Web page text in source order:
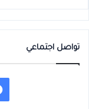
تواصل اجتماعي